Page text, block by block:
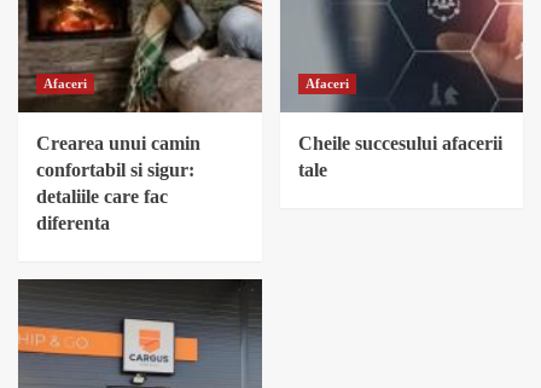
Afaceri
Crearea unui camin
confortabil si sigur:
detaliile care fac
diferenta
Afaceri
Cheile succesului afacerii
tale